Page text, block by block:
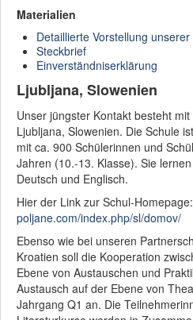
Materialien
Detaillierte Vorstellung
Steckbrief
Einverständniserklärung
Ljubljana, Slowenien
Unser jüngster Kontakt besteht
Ljubljana, Slowenien. Die Schule
mit ca. 900 Schülerinnen und
Jahren (10.-13. Klasse). Sie
Deutsch und Englisch.
Hier der Link zur Schul-Homepage:
poljane.com/index.php/sl/domov/
Ebenso wie bei unseren
Kroatien soll die Kooperation
Ebene von Austauschen und
Austausch auf der Ebene von
Jahrgang Q1 an. Die